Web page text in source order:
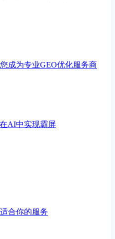
成为专业GEO优化服务商
AI中实现霸屏
合你的服务